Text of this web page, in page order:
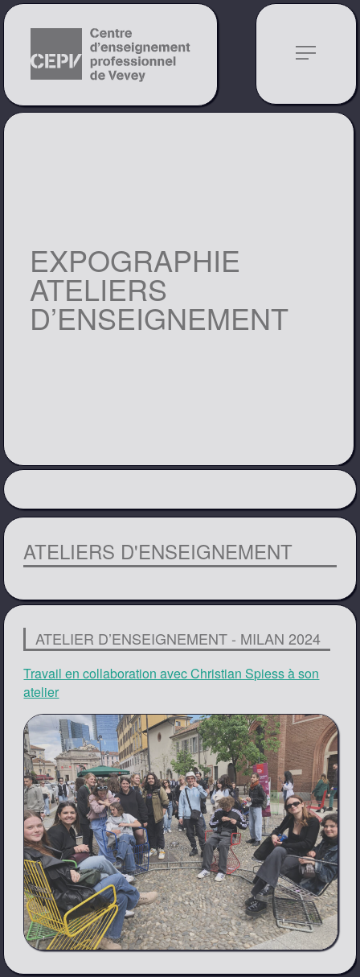
notes
EXPOGRAPHIE
ATELIERS
D’ENSEIGNEMENT
ATELIERS D'ENSEIGNEMENT
ATELIER D’ENSEIGNEMENT - MILAN 2024
Travail en collaboration avec Christian Spiess à son
atelier